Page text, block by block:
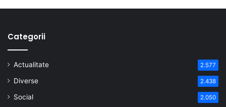
Categorii
Actualitate 2.577
Diverse 2.438
Social 2.050